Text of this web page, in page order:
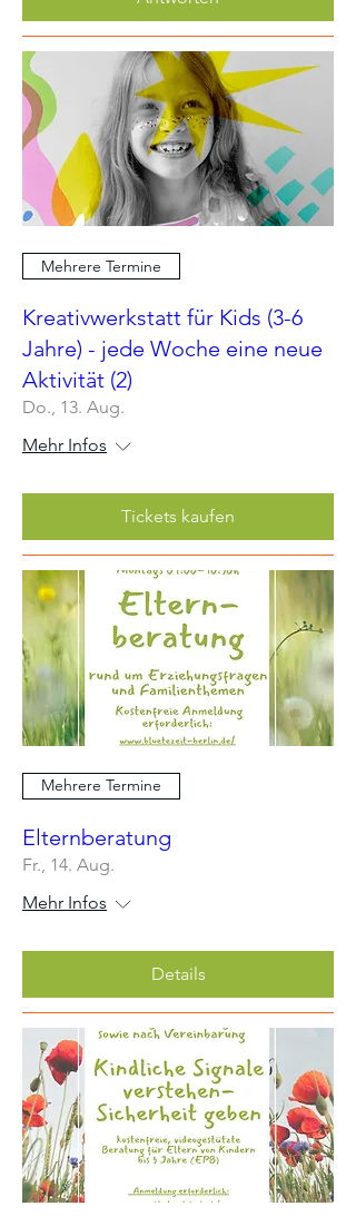
Mehrere Termine
Kreativwerkstatt für Kids (3-6
Jahre) - jede Woche eine neue
Aktivität (2)
Do., 13. Aug.
Mehr Infos
Tickets kaufen
Mehrere Termine
Elternberatung
Fr., 14. Aug.
Mehr Infos
Details